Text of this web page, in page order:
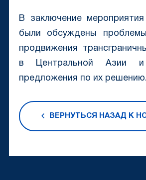
В заключение мероприятия
были обсуждены
продвижения
в Центральной Азии и
предложения по их решению.
ВЕРНУТЬСЯ НАЗАД К